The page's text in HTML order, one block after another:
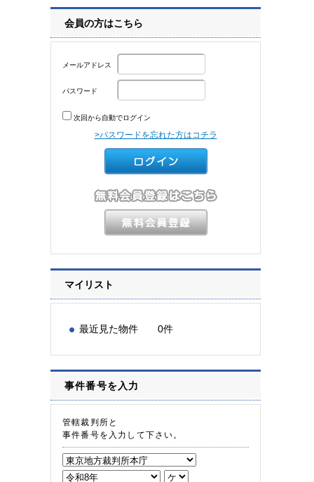
会員の方はこちら
メールアドレス
パスワード
次回から自動でログイン
>パスワードを忘れた方はコチラ
マイリスト
最近見た物件 0件
事件番号を入力
管轄裁判所と
事件番号を入力して下さい。